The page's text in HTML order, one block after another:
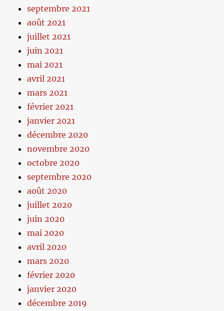
septembre 2021
août 2021
juillet 2021
juin 2021
mai 2021
avril 2021
mars 2021
février 2021
janvier 2021
décembre 2020
novembre 2020
octobre 2020
septembre 2020
août 2020
juillet 2020
juin 2020
mai 2020
avril 2020
mars 2020
février 2020
janvier 2020
décembre 2019